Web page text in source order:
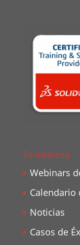
Te interesa
Webinars
Calendario
Noticias
Casos de